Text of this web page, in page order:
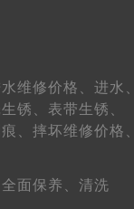
维修价格、 进水、
锈、 表带生锈、
、 摔坏维修价格、
全面保养、 清洗